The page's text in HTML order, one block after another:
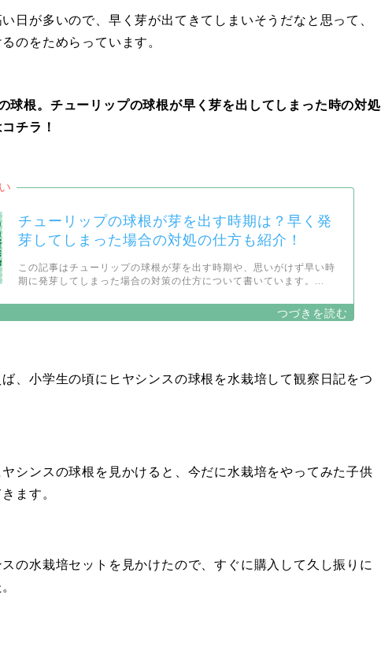
日が多いので、早く芽が出てきてしまいそうだなと思って、
のをためらっています。
球根。チューリップの球根が早く芽を出してしまった時の対処
チラ！
チューリップの球根が芽を出す時期は？早く発
芽してしまった場合の対処の仕方も紹介！
この記事はチューリップの球根が芽を出す時期や、思いがけず早い時
期に発芽してしまった場合の対策の仕方について書いています。...
、小学生の頃にヒヤシンスの球根を水栽培して観察日記をつ
シンスの球根を見かけると、今だに水栽培をやってみた子供
ます。
の水栽培セットを見かけたので、すぐに購入して久し振りに